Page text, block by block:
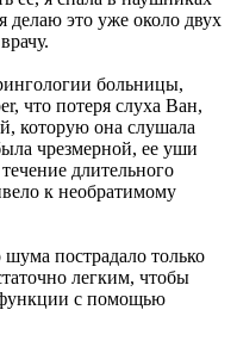
делаю это уже около двух
больницы,
что потеря слуха Ван,
которую она слушала
чрезмерной, ее уши
длительного
к необратимому
пострадало только
легким, чтобы
с помощью